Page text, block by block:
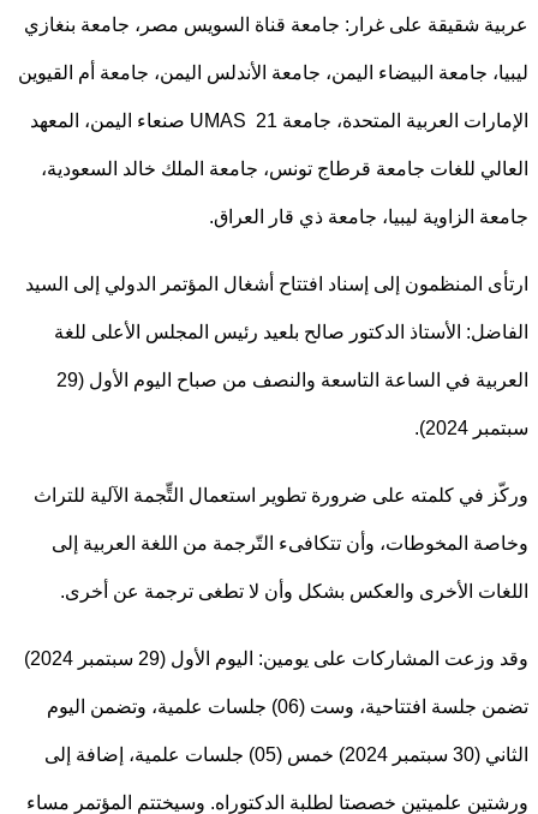
شقيقة على غرار: جامعة قناة السويس مصر، جامعة بنغازي
جامعة البيضاء اليمن، جامعة الأندلس اليمن، جامعة أم القيوين
الإمارات العربية المتحدة، جامعة UMAS 21 صنعاء اليمن، المعهد
للغات جامعة قرطاج تونس، جامعة الملك خالد السعودية،
الزاوية ليبيا، جامعة ذي قار العراق.
المنظمون إلى إسناد افتتاح أشغال المؤتمر الدولي إلى السيد
الأستاذ الدكتور صالح بلعيد رئيس المجلس الأعلى للغة
العربية في الساعة التاسعة والنصف من صباح اليوم الأول (29
2024).
في كلمته على ضرورة تطوير استعمال التٍّجمة الآلية للتراث
المخوطات، وأن تتكافىء التّرجمة من اللغة العربية إلى
الأخرى والعكس بشكل وأن لا تطغى ترجمة عن أخرى.
وقد وزعت المشاركات على يومين: اليوم الأول (29 سبتمبر 2024)
تضمن جلسة افتتاحية، وست (06) جلسات علمية، وتضمن اليوم
الثاني (30 سبتمبر 2024) خمس (05) جلسات علمية، إضافة إلى
علميتين خصصتا لطلبة الدكتوراه. وسيختتم المؤتمر مساء